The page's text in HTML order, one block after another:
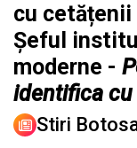
cu
Șeful
moderne -
identifica
Stiri